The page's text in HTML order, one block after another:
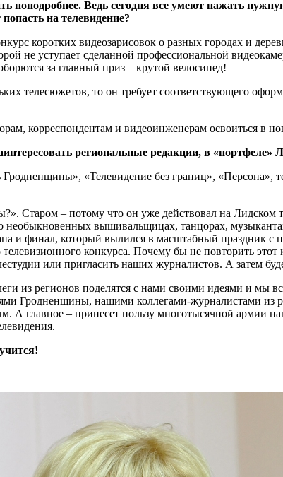
поподробнее. Ведь сегодня все умеют нажать
на телевидение?
коротких видеозарисовок о разных городах и
не уступает сделанной профессиональной
за главный приз – крутой велосипед!
телесюжетов, то он требует соответствующего
корреспондентам и видеоинженерам освоиться в
региональные редакции, в «портфеле»
«Телевидение без границ», «Персона»,
Старом – потому что он уже действовал на
вышивальщицах, танцорах,
и финал, который вылился в масштабный праздник с
конкурса. Почему бы не повторить этот
или пригласить наших журналистов. А затем
из регионов поделятся с нами своими идеями и мы
Гродненщины, нашими коллегами-журналистами
А главное – принесет пользу многотысячной армии